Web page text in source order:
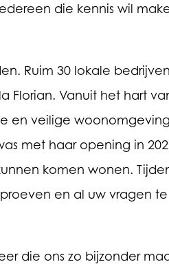
die kennis wil
Ruim 30 lokale
Florian. Vanuit het hart
en veilige woonomgeving
met haar opening in
komen wonen.
en al uw vragen te
die ons zo bijzonder